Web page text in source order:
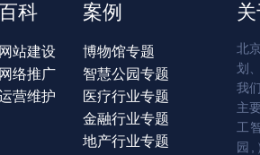
科
网站建设
网络推广
营维护
案例
博物馆专题
智慧公园专题
医疗行业专题
金融行业专题
地产行业专题
北
划
我
主
工
园,